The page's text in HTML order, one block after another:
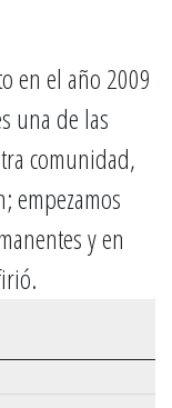
en el año 2009
una de las
comunidad,
empezamos
y en